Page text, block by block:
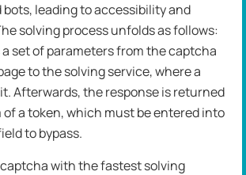
leading to accessibility and
solving process unfolds as follows:
set of parameters from the captcha
to the solving service, where a
Afterwards, the response is returned
a token, which must be entered into
to bypass.
with the fastest solving